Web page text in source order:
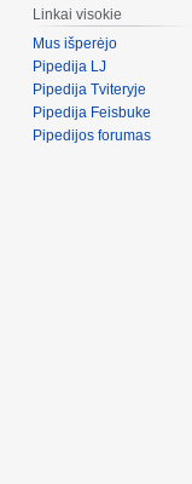
Linkai visokie
Mus išperėjo
Pipedija LJ
Pipedija Tviteryje
Pipedija Feisbuke
Pipedijos forumas